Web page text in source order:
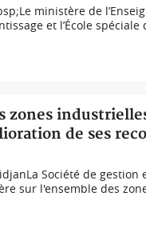
ministère de
et l’École
de ses
Société de gestion
sur l'ensemble des